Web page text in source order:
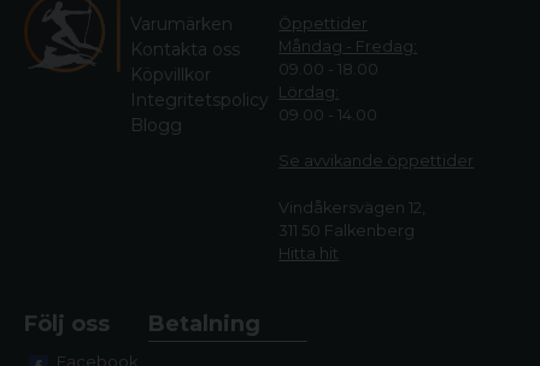
Varumärken
Kontakta oss
Köpvillkor
Integritetspolicy
Blogg
Öppettider
Måndag - Fredag:
09.00 - 18.00
Lördag:
09.00 - 14.00
Se avvikande öppettider
Vindåkersvägen 12,
311 50 Falkenberg
Hitta hit
Följ oss
Facebook
Betalning